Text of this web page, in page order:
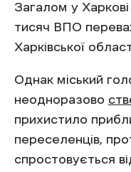
Загалом у Харкові
тисяч ВПО
Харківської
Однак міський
неодноразово
прихистило
переселенців,
спростовується